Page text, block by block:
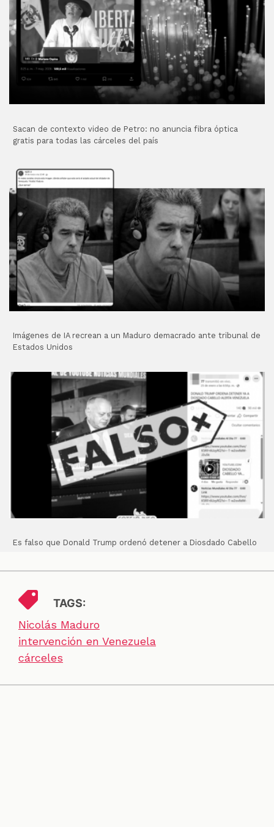
Sacan de contexto video de Petro: no anuncia fibra óptica
gratis para todas las cárceles del país
Imágenes de IA recrean a un Maduro demacrado ante tribunal de
Estados Unidos
Es falso que Donald Trump ordenó detener a Diosdado Cabello
TAGS:
Nicolás Maduro
intervención en Venezuela
cárceles